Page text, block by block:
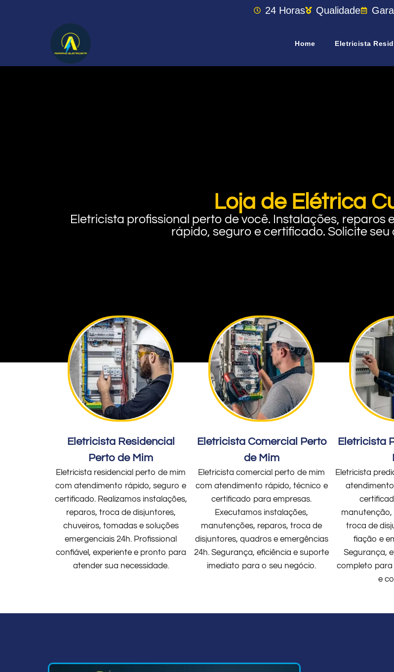
24 Horas Qualidade
Home Eletricista
Loja de Elétrica
Eletricista profissional perto de você. Instalações,
rápido, seguro e certificado. Solicite
Eletricista Residencial
Perto de Mim
Eletricista residencial perto de mim
com atendimento rápido, seguro e
certificado. Realizamos instalações,
reparos, troca de disjuntores,
chuveiros, tomadas e soluções
emergenciais 24h. Profissional
confiável, experiente e pronto para
atender sua necessidade.
Eletricista Comercial Perto
de Mim
Eletricista comercial perto de mim
com atendimento rápido, técnico e
certificado para empresas.
Executamos instalações,
manutenções, reparos, troca de
disjuntores, quadros e emergências
24h. Segurança, eficiência e suporte
imediato para o seu negócio.
Eletricista
Eletricista
manutenção,
troca de
fiação e
Segurança,
completo para
e